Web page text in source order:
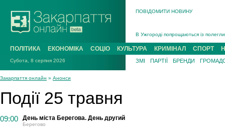
ПОВІДОМИТИ НОВИНУ
В Ужгороді попрощаються із
В Ужгороді 5 серпня
Підтвердили загибель захисника
На війні з рф поліг військовий з
ПОЛІТИКА ЕКОНОМІКА СОЦІО КУЛЬТУРА КРИМІНАЛ СПОРТ
Субота, 8 серпня 2026 ЗМІ ПАРТІЇ БРЕНДИ
Закарпаття онлайн » Анонси
Події 25 травня
09:00 День міста Берегова. День другий
Берегово